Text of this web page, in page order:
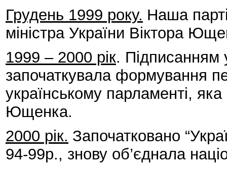
Грудень 1999 року. Наша
міністра України Віктора
1999 – 2000 рік. Підписанням
започаткувала формування
українському парламенті,
Ющенка.
2000 рік. Започатковано
94-99р., знову об’єднала